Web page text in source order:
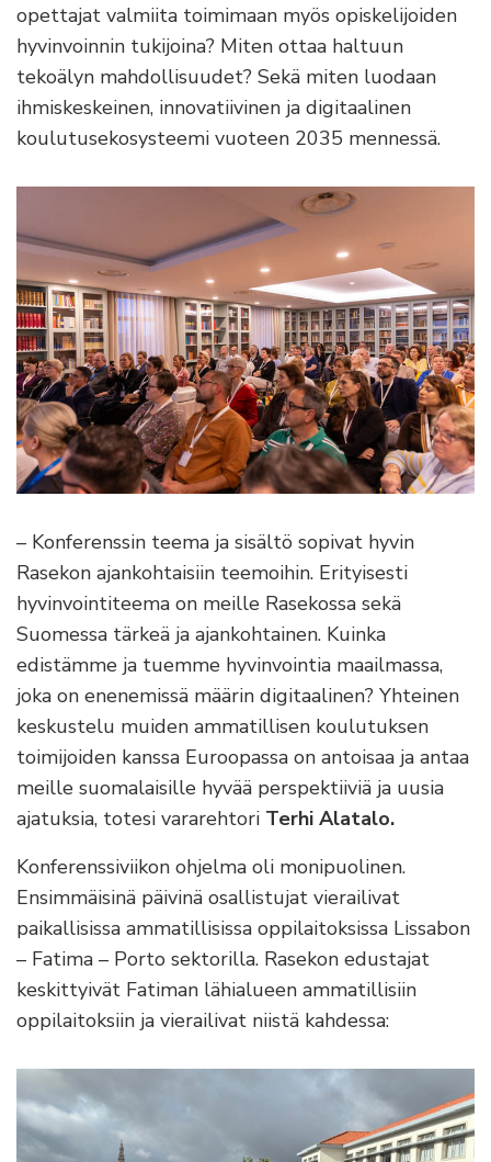
opettajat valmiita toimimaan myös opiskelijoiden
hyvinvoinnin tukijoina? Miten ottaa haltuun
tekoälyn mahdollisuudet? Sekä miten luodaan
ihmiskeskeinen, innovatiivinen ja digitaalinen
koulutusekosysteemi vuoteen 2035 mennessä.
– Konferenssin teema ja sisältö sopivat hyvin
Rasekon ajankohtaisiin teemoihin. Erityisesti
hyvinvointiteema on meille Rasekossa sekä
Suomessa tärkeä ja ajankohtainen. Kuinka
edistämme ja tuemme hyvinvointia maailmassa,
joka on enenemissä määrin digitaalinen? Yhteinen
keskustelu muiden ammatillisen koulutuksen
toimijoiden kanssa Euroopassa on antoisaa ja antaa
meille suomalaisille hyvää perspektiiviä ja uusia
ajatuksia, totesi vararehtori Terhi Alatalo.
Konferenssiviikon ohjelma oli monipuolinen.
Ensimmäisinä päivinä osallistujat vierailivat
paikallisissa ammatillisissa oppilaitoksissa Lissabon
– Fatima – Porto sektorilla. Rasekon edustajat
keskittyivät Fatiman lähialueen ammatillisiin
oppilaitoksiin ja vierailivat niistä kahdessa: